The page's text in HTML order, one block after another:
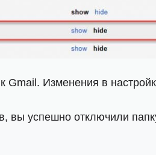
Изменения в
вы успешно отключили